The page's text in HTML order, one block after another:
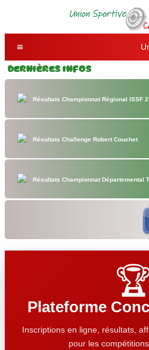
Dernières Infos
Résultats Championnat Régional ISSF
Résultats Challenge Robert Couchet
Résultats Championnat Départemental
Plateforme
Inscriptions en ligne, résultats,
pour les